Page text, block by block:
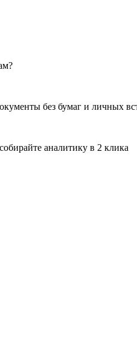
без бумаг и личных
аналитику в 2 клика